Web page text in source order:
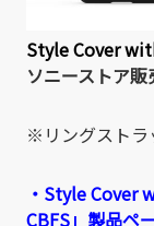
Style Cover
ソニーストア販
※リングストラ
・Style Cover
CBFS」製品ペ